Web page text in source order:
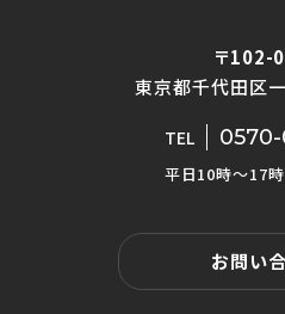
〒102-
東京都千代田区
TEL
平日10時〜17時
お問い